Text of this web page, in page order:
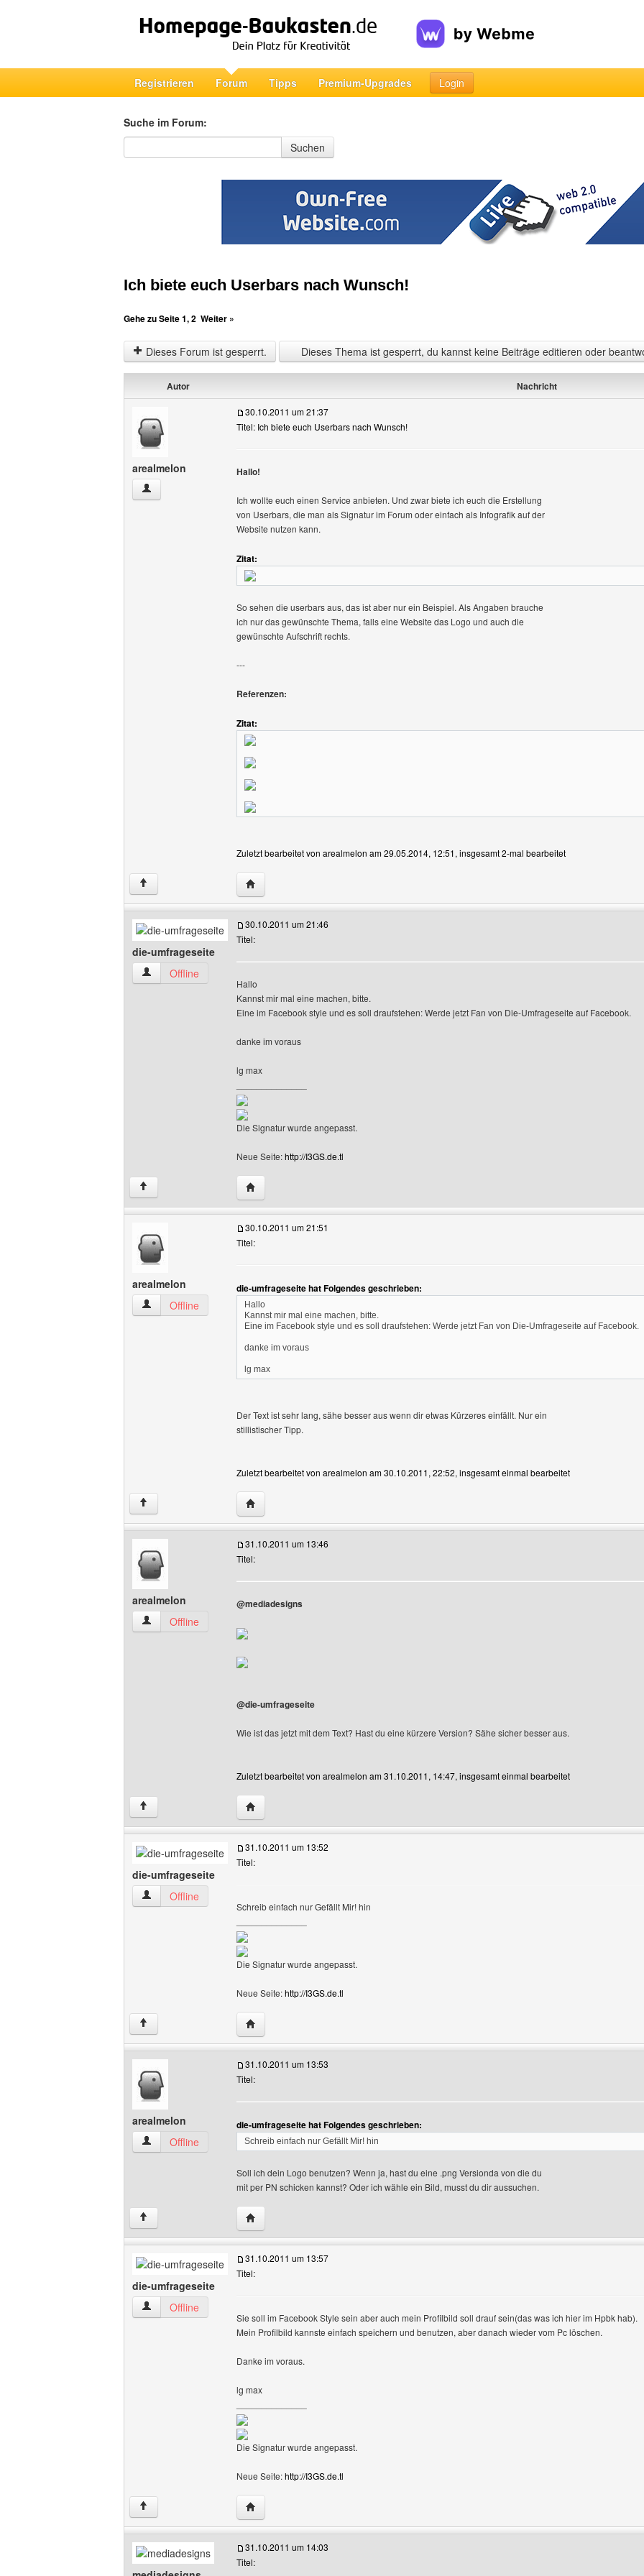
Registrieren Forum Tipps Premium-Upgrades Login
Suche im Forum:
Suche im Forum
Suchen
Ich biete euch Userbars nach Wunsch!
Gehe zu Seite1,2 Weiter »
Dieses Forum ist gesperrt. Dieses Thema ist gesperrt, du kannst keine Beiträge editieren oder
Autor Nachricht
arealmelon
arealmelon Benutzer-Profile anzeigen
30.10.2011 um 21:37
Titel: Ich biete euch Userbars nach Wunsch!
Hallo!
Ich wollte euch einen Service anbieten. Und zwar biete ich euch die Erstellung
von Userbars, die man als Signatur im Forum oder einfach als Infografik auf der
Website nutzen kann.
Zitat:
So sehen die userbars aus, das ist aber nur ein Beispiel. Als Angaben brauche
ich nur das gewünschte Thema, falls eine Website das Logo und auch die
gewünschte Aufschrift rechts.
---
Referenzen:
Zitat:
Zuletzt bearbeitet von arealmelon am 29.05.2014, 12:51, insgesamt 2-mal bearbeitet
↑ Website dieses Benutzers besuchen: arealmelon
die-umfrageseite
die-umfrageseite Benutzer-Profile anzeigen
Offline
30.10.2011 um 21:46
Titel:
Hallo
Kannst mir mal eine machen, bitte.
Eine im Facebook style und es soll draufstehen: Werde jetzt Fan von Die-Umfrageseite auf Facebook.
danke im voraus
lg max
Die Signatur wurde angepasst.
Neue Seite:http://I3GS.de.tl
↑ Website dieses Benutzers besuchen: die-umfrageseite
arealmelon
arealmelon Benutzer-Profile anzeigen
Offline
30.10.2011 um 21:51
Titel:
die-umfrageseite hat Folgendes geschrieben:
Hallo
Kannst mir mal eine machen, bitte.
Eine im Facebook style und es soll draufstehen: Werde jetzt Fan von Die-Umfrageseite auf Facebook.
danke im voraus
lg max
Der Text ist sehr lang, sähe besser aus wenn dir etwas Kürzeres einfällt. Nur ein
stillistischer Tipp.
Zuletzt bearbeitet von arealmelon am 30.10.2011, 22:52, insgesamt einmal bearbeitet
↑ Website dieses Benutzers besuchen: arealmelon
arealmelon
arealmelon Benutzer-Profile anzeigen
Offline
31.10.2011 um 13:46
Titel:
@mediadesigns
@die-umfrageseite
Wie ist das jetzt mit dem Text? Hast du eine kürzere Version? Sähe sicher besser aus.
Zuletzt bearbeitet von arealmelon am 31.10.2011, 14:47, insgesamt einmal bearbeitet
↑ Website dieses Benutzers besuchen: arealmelon
die-umfrageseite
die-umfrageseite Benutzer-Profile anzeigen
Offline
31.10.2011 um 13:52
Titel:
Schreib einfach nur Gefällt Mir! hin
Die Signatur wurde angepasst.
Neue Seite:http://I3GS.de.tl
↑ Website dieses Benutzers besuchen: die-umfrageseite
arealmelon
arealmelon Benutzer-Profile anzeigen
Offline
31.10.2011 um 13:53
Titel:
die-umfrageseite hat Folgendes geschrieben:
Schreib einfach nur Gefällt Mir! hin
Soll ich dein Logo benutzen? Wenn ja, hast du eine .png Versionda von die du
mit per PN schicken kannst? Oder ich wähle ein Bild, musst du dir aussuchen.
↑ Website dieses Benutzers besuchen: arealmelon
die-umfrageseite
die-umfrageseite Benutzer-Profile anzeigen
Offline
31.10.2011 um 13:57
Titel:
Sie soll im Facebook Style sein aber auch mein Profilbild soll drauf sein(das was ich hier im Hpbk hab).
Mein Profilbild kannste einfach speichern und benutzen, aber danach wieder vom Pc löschen.
Danke im voraus.
lg max
Die Signatur wurde angepasst.
Neue Seite:http://I3GS.de.tl
↑ Website dieses Benutzers besuchen: die-umfrageseite
31.10.2011 um 14:03
Titel: